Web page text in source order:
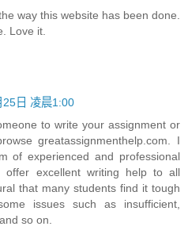
way this website has been done.
Love it.
25日 凌晨1:00
to write your assignment or
greatassignmenthelp.com. I
of experienced and professional
offer excellent writing help to all
that many students find it tough
issues such as insufficient,
so on.